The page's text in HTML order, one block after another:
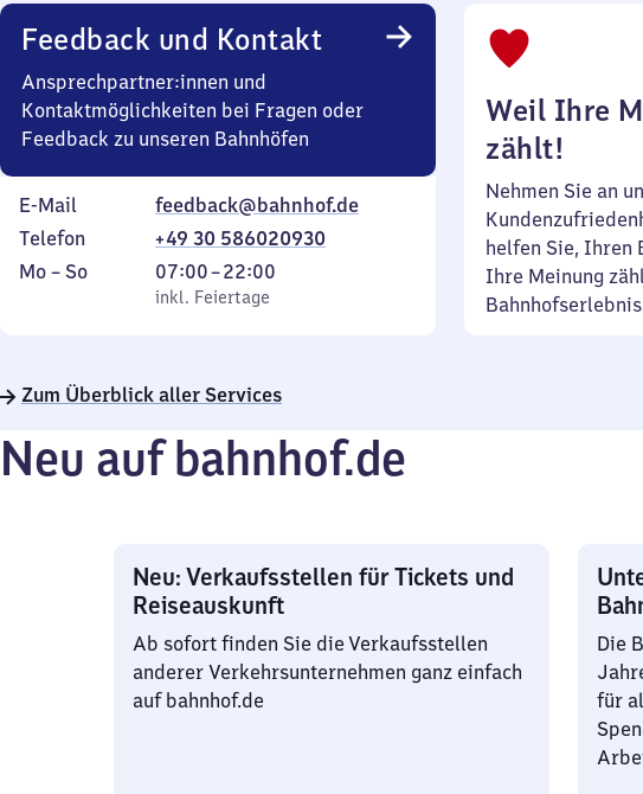
Feedback und Kontakt
Ansprechpartner:innen und
Kontaktmöglichkeiten bei Fragen oder
Feedback zu unseren Bahnhöfen
E-Mail
feedback@bahnhof.de
Telefon
+49 30 586020930
Montag
Mo – So,
inkl. Feiertage
07:00–22:00
Von
7
22
inkl. Feiertage
Weil Ihre
zählt!
Nehmen Sie an
helfen Sie, Ihren
Ihre Meinung
Zum Überblick aller Services
Neu auf bahnhof.de
Neu: Verkaufsstellen für Tickets und
Reiseauskunft
Ab sofort finden Sie die Verkaufsstellen
anderer Verkehrsunternehmen ganz einfach
auf bahnhof.de
Die
für